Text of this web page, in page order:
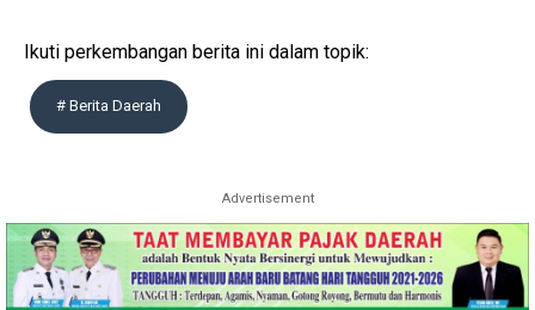
Ikuti perkembangan berita ini dalam topik:
# Berita Daerah
Advertisement